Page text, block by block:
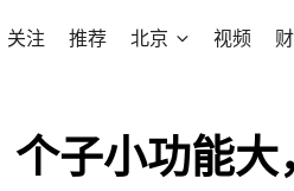
关注 推荐 北京 视频
个子小功能